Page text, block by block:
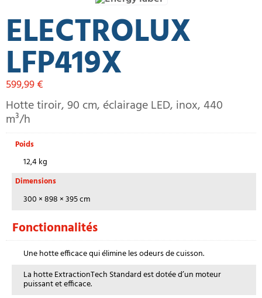
ELECTROLUX
LFP419X
599,99€
Hotte tiroir, 90 cm, éclairage LED, inox, 440
m³/h
Poids
12,4 kg
Dimensions
300 × 898 × 395 cm
Fonctionnalités
Une hotte efficace qui élimine les odeurs de cuisson.
La hotte ExtractionTech Standard est dotée d’un moteur
puissant et efficace.